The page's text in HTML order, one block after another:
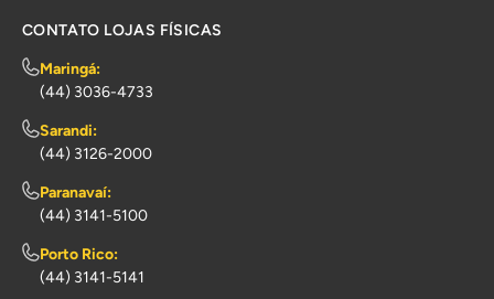
CONTATO LOJAS FÍSICAS
Maringá:
(44) 3036-4733
Sarandi:
(44) 3126-2000
Paranavaí:
(44) 3141-5100
Porto Rico:
(44) 3141-5141